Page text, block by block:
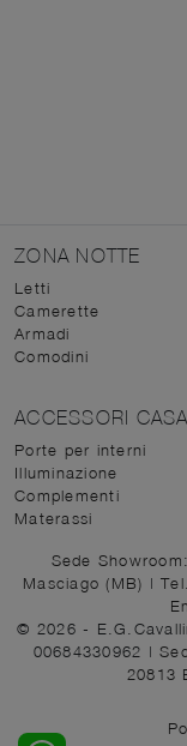
ZONA NOTTE
Letti
Camerette
Armadi
Comodini
ACCESSORI CASA
Porte per interni
Illuminazione
Complementi
Materassi
Sede
Masciago (MB) |
© 2026 -
00684330962 |
20813